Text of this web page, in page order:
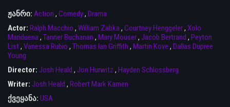
ჟანრი: Action , Comedy, Drama
Actor: Ralph Macchio , William Zabka, Courtney Henggeler, Xolo
Mariduena, Tanner Buchanan , Mary Mouser, Jacob Bertrand , Peyton
List, Vanessa Rubio , Thomas Ian Griffith , Martin Kove , Dallas Dupree
Young
Director: Josh Heald , Jon Hurwitz , Hayden Schlossberg
Writer: Josh Heald , Robert Mark Kamen
ქვეყანა: USA